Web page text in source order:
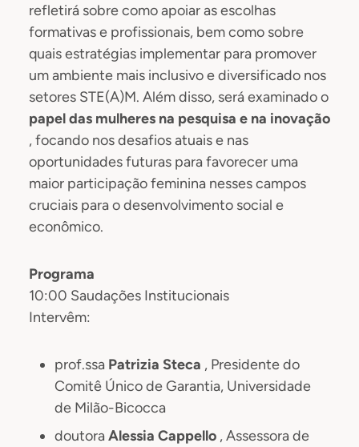
refletirá sobre como apoiar as escolhas
formativas e profissionais, bem como sobre
quais estratégias implementar para promover
um ambiente mais inclusivo e diversificado nos
setores STE(A)M. Além disso, será examinado o
papel das mulheres na pesquisa e na inovação
, focando nos desafios atuais e nas
oportunidades futuras para favorecer uma
maior participação feminina nesses campos
cruciais para o desenvolvimento social e
econômico.
Programa
10:00 Saudações Institucionais
Intervêm:
prof.ssa Patrizia Steca , Presidente do
Comitê Único de Garantia, Universidade
de Milão-Bicocca
doutoraAlessia Cappello , Assessora de